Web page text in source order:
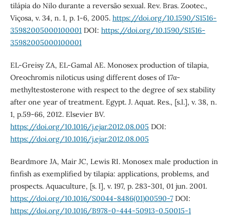
tilápia do Nilo durante a reversão sexual. Rev. Bras. Zootec.,
Viçosa, v. 34, n. 1, p. 1-6, 2005. https://doi.org/10.1590/S1516-
35982005000100001DOI: https://doi.org/10.1590/S1516-
35982005000100001
EL-Greisy ZA, EL-Gamal AE. Monosex production of tilapia,
Oreochromis niloticus using different doses of 17α-
methyltestosterone with respect to the degree of sex stability
after one year of treatment. Egypt. J. Aquat. Res., [s.l.], v. 38, n.
1, p.59-66, 2012. Elsevier BV.
https://doi.org/10.1016/j.ejar.2012.08.005 DOI:
https://doi.org/10.1016/j.ejar.2012.08.005
Beardmore JA, Mair JC, Lewis RI. Monosex male production in
finfish as exemplified by tilapia: applications, problems, and
prospects. Aquaculture, [s. l], v. 197, p. 283-301, 01 jun. 2001.
https://doi.org/10.1016/S0044-8486(01)00590-7DOI:
https://doi.org/10.1016/B978-0-444-50913-0.50015-1